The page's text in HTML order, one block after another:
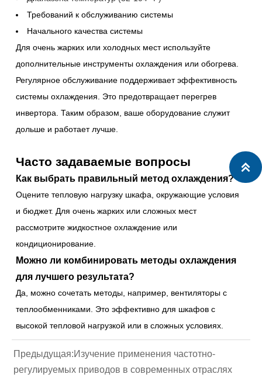
Требований к обслуживанию системы
Начального качества системы
Для очень жарких или холодных мест используйте
дополнительные инструменты охлаждения или обогрева.
Регулярное обслуживание поддерживает эффективность
системы охлаждения. Это предотвращает перегрев
инвертора. Таким образом, ваше оборудование служит
дольше и работает лучше.
Часто задаваемые вопросы
Как выбрать правильный метод охлаждения?
Оцените тепловую нагрузку шкафа, окружающие условия
и бюджет. Для очень жарких или сложных мест
рассмотрите жидкостное охлаждение или
кондиционирование.
Можно ли комбинировать методы охлаждения
для лучшего результата?
Да, можно сочетать методы, например, вентиляторы с
теплообменниками. Это эффективно для шкафов с
высокой тепловой нагрузкой или в сложных условиях.
Предыдущая:Изучение применения частотно-
регулируемых приводов в современных отраслях
